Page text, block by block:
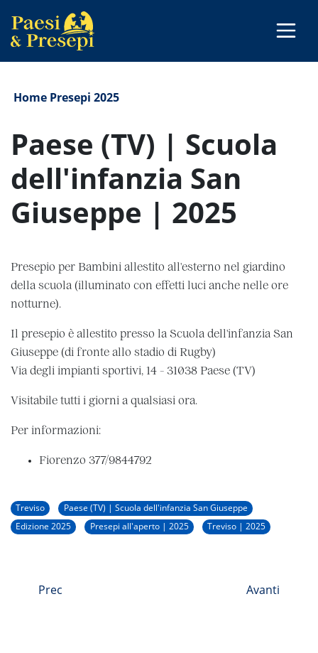
Home Presepi 2025
Paese (TV) | Scuola
dell'infanzia San
Giuseppe | 2025
Presepio per Bambini allestito all'esterno nel giardino
della scuola (illuminato con effetti luci anche nelle ore
notturne).
Il presepio è allestito presso la Scuola dell'infanzia San
Giuseppe (di fronte allo stadio di Rugby)
Via degli impianti sportivi, 14 - 31038 Paese (TV)
Visitabile tutti i giorni a qualsiasi ora.
Per informazioni:
Fiorenzo 377/9844792
Treviso
Paese (TV) | Scuola dell'infanzia San Giuseppe
Edizione 2025
Presepi all'aperto | 2025 Treviso | 2025
Prec Avanti